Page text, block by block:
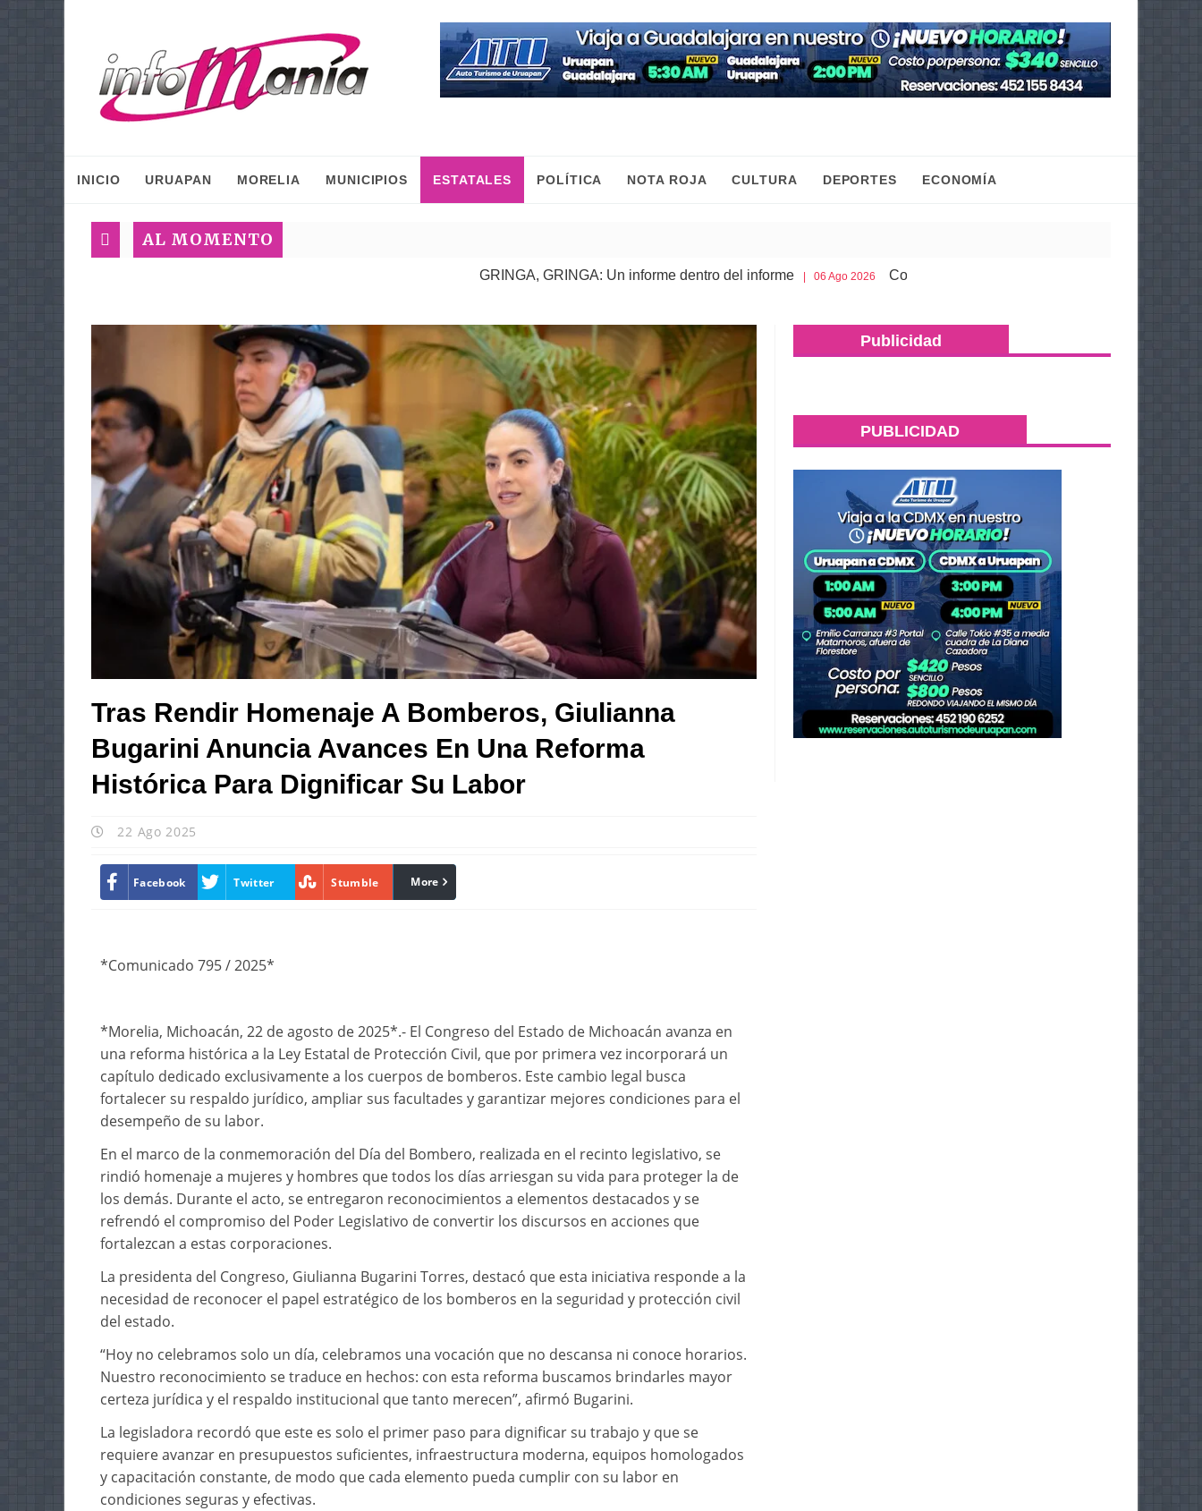
INICIO URUAPAN MORELIA MUNICIPIOS ESTATALES POLÍTICA NOTA ROJA CULTURA DEPORTES ECONOMÍA
AL MOMENTO
GRINGA, GRINGA: Un informe dentro del informe| 06 Ago 2026 Cobaem ofrece bachillerato sabatino para mayores de 20
Tras Rendir Homenaje A Bomberos, Giulianna
Bugarini Anuncia Avances En Una Reforma
Histórica Para Dignificar Su Labor
22 Ago 2025
Facebook Twitter Stumble linkedin
More
*Comunicado 795 / 2025*
*Morelia, Michoacán, 22 de agosto de 2025*.- El Congreso del Estado de Michoacán avanza en
una reforma histórica a la Ley Estatal de Protección Civil, que por primera vez incorporará un
capítulo dedicado exclusivamente a los cuerpos de bomberos. Este cambio legal busca
fortalecer su respaldo jurídico, ampliar sus facultades y garantizar mejores condiciones para el
desempeño de su labor.
En el marco de la conmemoración del Día del Bombero, realizada en el recinto legislativo, se
rindió homenaje a mujeres y hombres que todos los días arriesgan su vida para proteger la de
los demás. Durante el acto, se entregaron reconocimientos a elementos destacados y se
refrendó el compromiso del Poder Legislativo de convertir los discursos en acciones que
fortalezcan a estas corporaciones.
La presidenta del Congreso, Giulianna Bugarini Torres, destacó que esta iniciativa responde a la
necesidad de reconocer el papel estratégico de los bomberos en la seguridad y protección civil
del estado.
“Hoy no celebramos solo un día, celebramos una vocación que no descansa ni conoce horarios.
Nuestro reconocimiento se traduce en hechos: con esta reforma buscamos brindarles mayor
certeza jurídica y el respaldo institucional que tanto merecen”, afirmó Bugarini.
La legisladora recordó que este es solo el primer paso para dignificar su trabajo y que se
requiere avanzar en presupuestos suficientes, infraestructura moderna, equipos homologados
y capacitación constante, de modo que cada elemento pueda cumplir con su labor en
condiciones seguras y efectivas.
Publicidad
PUBLICIDAD